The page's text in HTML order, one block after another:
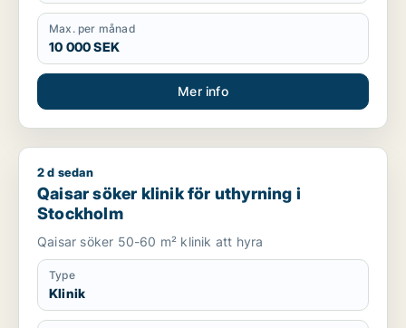
Max. per månad
10 000 SEK
Mer info
Qaisar söker klinik för uthyrning i Stockholm
2 d sedan
Qaisar söker klinik för uthyrning i
Stockholm
Qaisar söker 50-60 m² klinik att hyra
Type
Klinik